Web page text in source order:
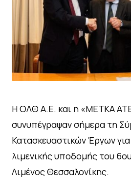
Η ΟΛΘ Α.Ε. και η «ΜΕΤΚΑ
συνυπέγραψαν σήμερα τη
Κατασκευαστικών Έργων
λιμενικής υποδομής του
Λιμένος Θεσσαλονίκης.